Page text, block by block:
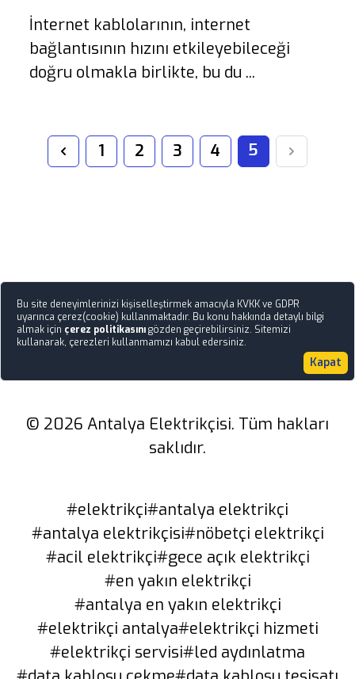
İnternet kablolarının, internet
bağlantısının hızını etkileyebileceği
doğru olmakla birlikte, bu du ...
Previous
1 2 3 4 5
Next
Bu site deneyimlerinizi kişiselleştirmek amacıyla KVKK ve GDPR
uyarınca çerez(cookie) kullanmaktadır. Bu konu hakkında detaylı bilgi
almak için çerez politikasınıgözden geçirebilirsiniz. Sitemizi
kullanarak, çerezleri kullanmamızı kabul edersiniz.
Kapat
© 2026 Antalya Elektrikçisi. Tüm hakları
saklıdır.
#elektrikçi#antalya elektrikçi
#antalya elektrikçisi#nöbetçi elektrikçi
#acil elektrikçi#gece açık elektrikçi
#en yakın elektrikçi
#antalya en yakın elektrikçi
#elektrikçi antalya#elektrikçi hizmeti
#elektrikçi servisi#led aydınlatma